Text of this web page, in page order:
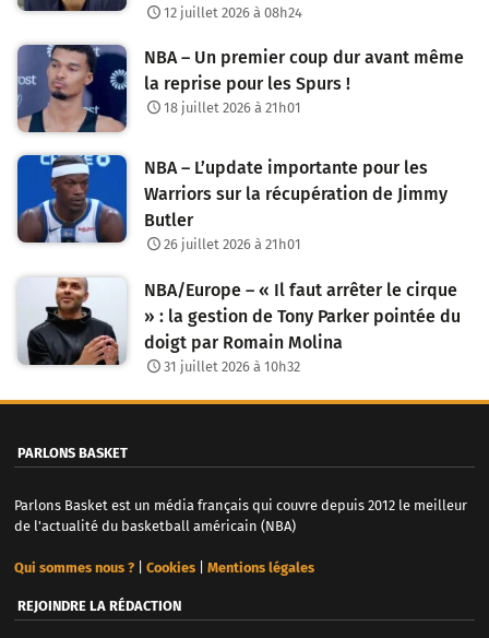
12 juillet 2026 à 08h24
NBA – Un premier coup dur avant même
la reprise pour les Spurs !
18 juillet 2026 à 21h01
NBA – L’update importante pour les
Warriors sur la récupération de Jimmy
Butler
26 juillet 2026 à 21h01
NBA/Europe – « Il faut arrêter le cirque
» : la gestion de Tony Parker pointée du
doigt par Romain Molina
31 juillet 2026 à 10h32
PARLONS BASKET
Parlons Basket est un média français qui couvre depuis 2012 le meilleur
de l'actualité du basketball américain (NBA)
Qui sommes nous ?| Cookies| Mentions légales
REJOINDRE LA RÉDACTION